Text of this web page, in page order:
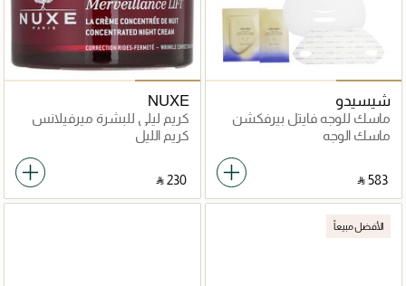
شيسيدو
ماسك للوجه فايتل بيرفكشن
لإشراقة
ماسك الوجه
‎ ⃁ ⁦583⁩ ‎
NUXE
كريم ليلي للبشرة ميرفيلانس
ليفت
كريم الليل
‎ ⃁ ⁦230⁩ ‎
الأفضل مبيعاً